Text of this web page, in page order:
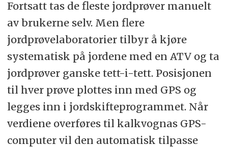
Fortsatt tas de fleste jordprøver manuelt
av brukerne selv. Men flere
jordprøvelaboratorier tilbyr å kjøre
systematisk på jordene med en ATV og ta
jordprøver ganske tett-i-tett. Posisjonen
til hver prøve plottes inn med GPS og
legges inn i jordskifteprogrammet. Når
verdiene overføres til kalkvognas GPS-
computer vil den automatisk tilpasse